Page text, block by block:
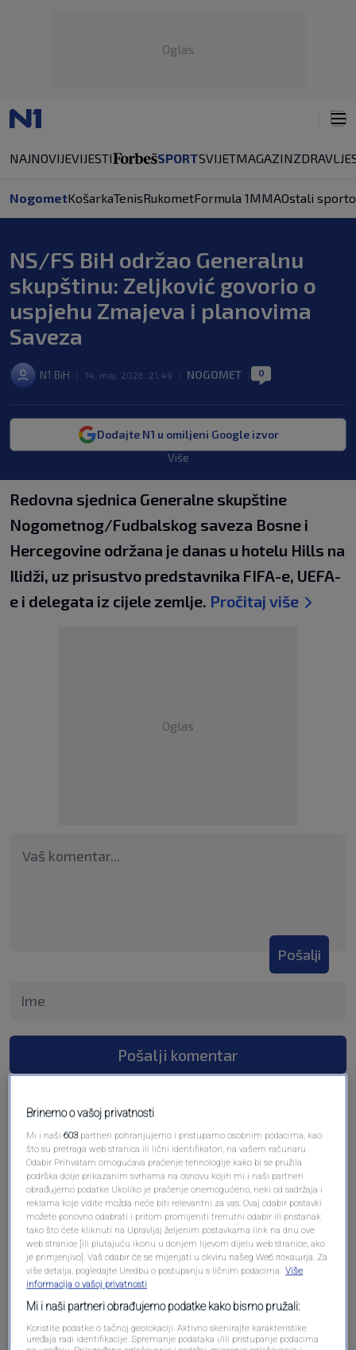
Oglas
NAJNOVIJEVIJESTI SPORTSVIJETMAGAZINZDRAVLJE
NogometKošarkaTenisRukometFormula 1MMAOstali
NS/FS BiH održao Generalnu
skupštinu: Zeljković govorio o
uspjehu Zmajeva i planovima
Saveza
N1 BiH 14. maj. 2026. 21:49 NOGOMET 0
Dodajte N1 u omiljeni Google izvor
Više
Redovna sjednica Generalne skupštine
Nogometnog/Fudbalskog saveza Bosne i
Hercegovine održana je danas u hotelu Hills na
Ilidži, uz prisustvo predstavnika FIFA-e, UEFA-
e i delegata iz cijele zemlje. Pročitaj više
Oglas
Pošalji
Pošalji komentar
Oglas
Brinemo o vašoj privatnosti
Mi i naši603 partneri pohranjujemo i pristupamo osobnim podacima, kao
što su pretraga web stranica ili lični identifikatori, na vašem računaru .
Odabir Prihvatam omogućava praćenje tehnologije kako bi se pružila
podrška dolje prikazanim svrhama na osnovu kojih mi i naši partneri
obrađujemo podatke Ukoliko je praćenje onemogućeno, neki od sadržaja i
reklama koje vidite možda neće biti relevantni za vas. Ovaj odabir postavki
možete ponovno odabrati i pritom promijeniti trenutni odabir ili pristanak
tako što ćete kliknuti na Upravljaj željenim postavkama link na dnu ove
web stranice [ili plutajuću ikonu u donjem lijevom dijelu web stranice, ako
je primjenjivo]. Vaš odabir će se mijenjati u okviru našeg Wеб локација. Za
više detalja, pogledajte Uredbu o postupanju s ličnim podacima. Više
informacija o vašoj privatnosti
Mi i naši partneri obrađujemo podatke kako bismo pružali:
Koristite podatke o tačnoj geolokaciji. Aktivno skenirajte karakteristike
uređaja radi identifikacije. Spremanje podataka i/ili pristupanje podacima